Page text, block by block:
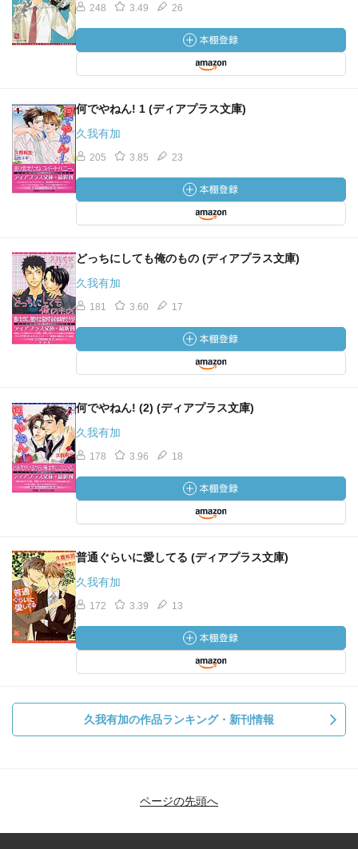
248 3.49 26
何でやねん! 1 (ディアプラス文庫)
久我有加
205 3.85 23
どっちにしても俺のもの (ディアプラス文庫)
久我有加
181 3.60 17
何でやねん! (2) (ディアプラス文庫)
久我有加
178 3.96 18
普通ぐらいに愛してる (ディアプラス文庫)
久我有加
172 3.39 13
久我有加の作品ランキング・新刊情報
ページの先頭へ